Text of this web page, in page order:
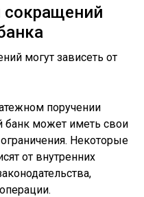
сокращений
поручении
банк может иметь свои
Некоторые
от внутренних